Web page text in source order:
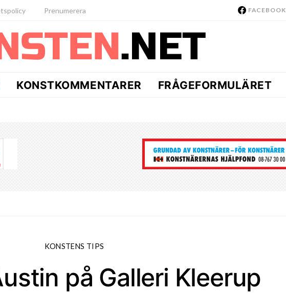
Prenumerera FACEBOOK
KONSTKOMMENTARER FRÅGEFORMULÄRET
KONSTENS TIPS
på Galleri Kleerup